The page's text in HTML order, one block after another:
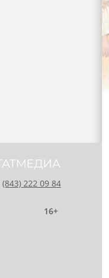
(843) 222 09 84
16+